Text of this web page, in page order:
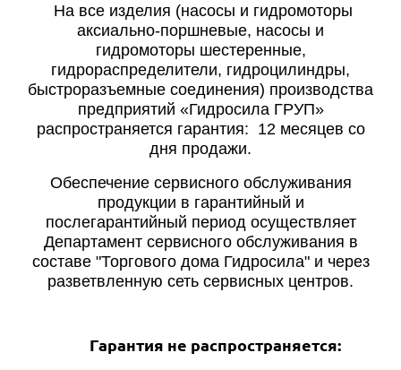
На все изделия (насосы и гидромоторы
аксиально-поршневые, насосы и
гидромоторы шестеренные,
гидрораспределители, гидроцилиндры,
быстроразъемные соединения) производства
предприятий «Гидросила ГРУП»
распространяется гарантия: 12 месяцев со
дня продажи.
Обеспечение сервисного обслуживания
продукции в гарантийный и
послегарантийный период осуществляет
Департамент сервисного обслуживания в
составе "Торгового дома Гидросила" и через
разветвленную сеть сервисных центров.
Гарантия не распространяется: